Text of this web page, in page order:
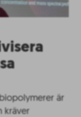
är
kräver